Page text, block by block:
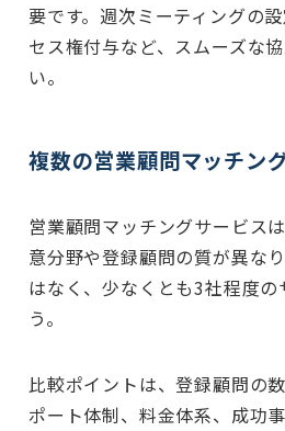
要です。週次ミーティングの
セス権付与など、スムーズな
い。
複数の営業顧問マッチン
営業顧問マッチングサービス
意分野や登録顧問の質が異な
はなく、少なくとも3社程度
う。
比較ポイントは、登録顧問の
ポート体制、料金体系、成功